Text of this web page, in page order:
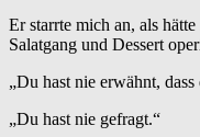
Er starrte mich an, als
Salatgang und Dessert
„Du hast nie erwähnt,
„Du hast nie gefragt.“